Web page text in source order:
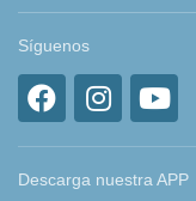
Síguenos
Descarga nuestra APP